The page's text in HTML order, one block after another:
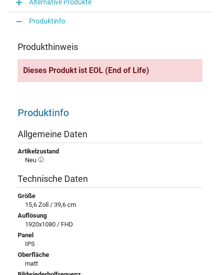
Alternative Produkte
Produktinfo
Produkthinweis
Dieses Produkt ist EOL (End of Life)
Produktinfo
Allgemeine Daten
Artikelzustand
Neu
Technische Daten
Größe
15,6 Zoll / 39,6 cm
Auflösung
1920x1080 / FHD
Panel
IPS
Oberfläche
matt